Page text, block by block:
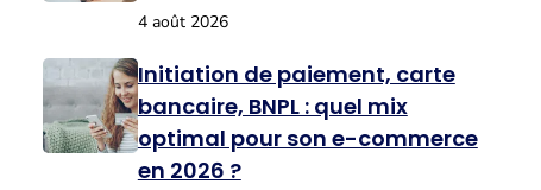
4 août 2026
Initiation de paiement, carte
bancaire, BNPL : quel mix
optimal pour son e-commerce
en 2026 ?